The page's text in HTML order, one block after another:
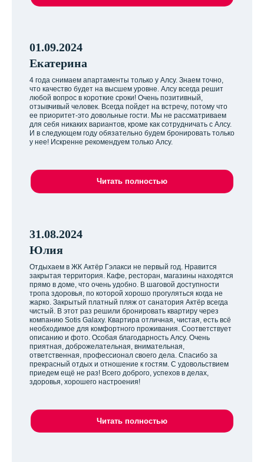
01.09.2024
Екатерина
4 года снимаем апартаменты только у Алсу. Знаем точно,
что качество будет на высшем уровне. Алсу всегда решит
любой вопрос в короткие сроки! Очень позитивный,
отзывчивый человек. Всегда пойдет на встречу, потому что
ее приоритет-это довольные гости. Мы не рассматриваем
для себя никаких вариантов, кроме как сотрудничать с Алсу.
И в следующем году обязательно будем бронировать только
у нее! Искренне рекомендуем только Алсу.
Читать полностью
31.08.2024
Юлия
Отдыхаем в ЖК Актёр Гэлакси не первый год. Нравится
закрытая территория. Кафе, ресторан, магазины находятся
прямо в доме, что очень удобно. В шаговой доступности
тропа здоровья, по которой хорошо прогуляться когда не
жарко. Закрытый платный пляж от санатория Актёр всегда
чистый. В этот раз решили бронировать квартиру через
компанию Sotis Galaxy. Квартира отличная, чистая, есть всё
необходимое для комфортного проживания. Соответствует
описанию и фото. Особая благодарность Алсу. Очень
приятная, доброжелательная, внимательная,
ответственная, профессионал своего дела. Спасибо за
прекрасный отдых и отношение к гостям. С удовольствием
приедем ещё не раз! Всего доброго, успехов в делах,
здоровья, хорошего настроения!
Читать полностью